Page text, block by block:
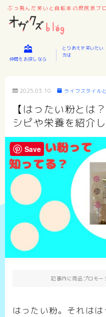
ぶっ飛んだ笑いと自転車の庶民派ブ
仲間をお探しなら
とりあえず笑いたい
方は
2025.03.10 ライフスタイル
【はったい粉とは
シピや栄養を紹介
記事内に商品プロモー
はったい粉。それは
Save